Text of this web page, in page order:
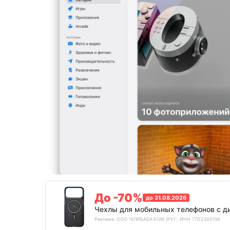
До -70% до 31.08.2026
Чехлы для мобильных телефонов с
Реклама. ООО "АЛИБАБА.КОМ (РУ)", ИНН 7703380158